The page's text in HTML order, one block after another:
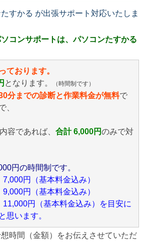
すかる が出張サポート対応いたしま
コンサポートは、パソコンたすかる
ております。
となります。 （時間制です）
分までの診断と作業料金が無料で
、
容であれば、 合計 6,000円のみで対
円の時間制です。
円（基本料金込み）
円（基本料金込み）
円（基本料金込み）を目安に
思います。
時間（金額）をお伝えさせていただ